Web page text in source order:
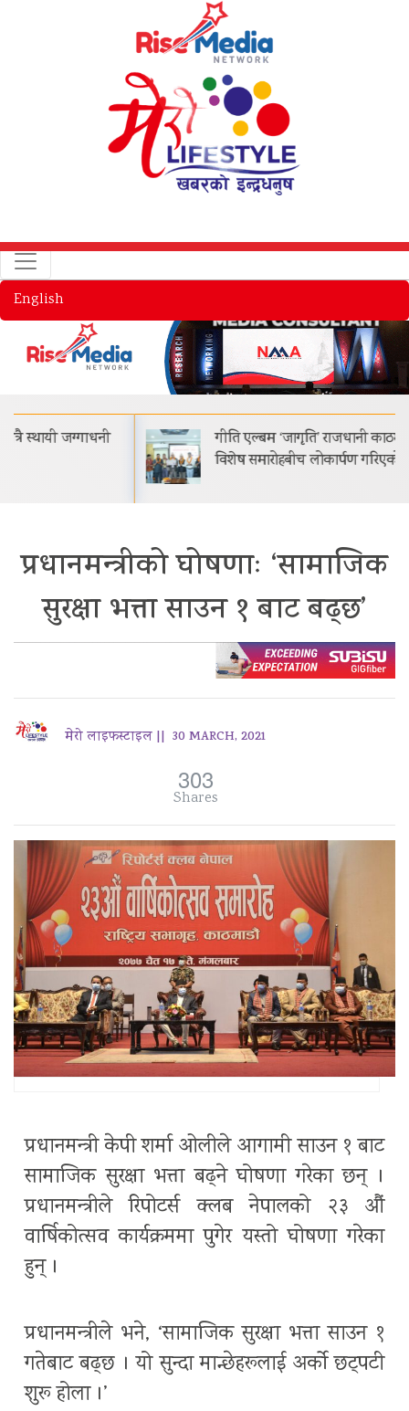
English
गीति एल्बम ‘जागृति’ राजधानी काठमाडौंमा आयोजित
विशेष समारोहबीच लोकार्पण गरिएको…
प्रधानमन्त्रीको घोषणाः ‘सामाजिक
सुरक्षा भत्ता साउन १ बाट बढ्छ’
मेरो लाइफस्टाइल || 30 MARCH, 2021
303
Shares
प्रधानमन्त्री केपी शर्मा ओलीले आगामी साउन १ बाट
सामाजिक सुरक्षा भत्ता बढ्ने घोषणा गरेका छन् ।
प्रधानमन्त्रीले रिपोटर्स क्लब नेपालको २३ औं
वार्षिकोत्सव कार्यक्रममा पुगेर यस्तो घोषणा गरेका
हुन् ।
प्रधानमन्त्रीले भने, ‘सामाजिक सुरक्षा भत्ता साउन १
गतेबाट बढ्छ । यो सुन्दा मान्छेहरूलाई अर्को छट्पटी
शुरू होला ।’